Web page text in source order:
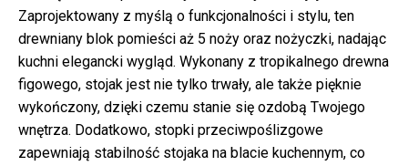
Zaprojektowany z myślą o funkcjonalności i stylu, ten
drewniany blok pomieści aż 5 noży oraz nożyczki, nadając
kuchni elegancki wygląd. Wykonany z tropikalnego drewna
figowego, stojak jest nie tylko trwały, ale także pięknie
wykończony, dzięki czemu stanie się ozdobą Twojego
wnętrza. Dodatkowo, stopki przeciwpoślizgowe
zapewniają stabilność stojaka na blacie kuchennym, co